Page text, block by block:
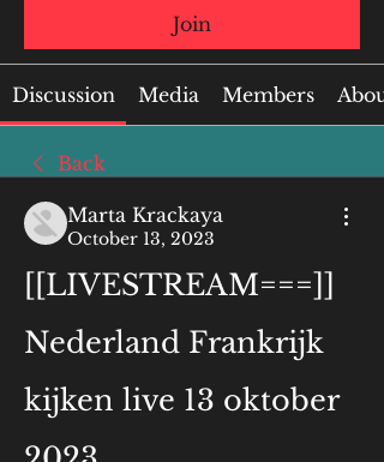
Join
Discussion Media Members About
Back
Marta Krackaya
October 13, 2023
[[LIVESTREAM===]]
Nederland Frankrijk
kijken live 13 oktober